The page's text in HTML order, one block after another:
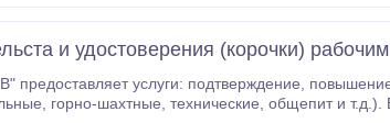
и удостоверения (корочки) рабочим
подтверждение, повышение и переаттестация квалификации
свидетельств